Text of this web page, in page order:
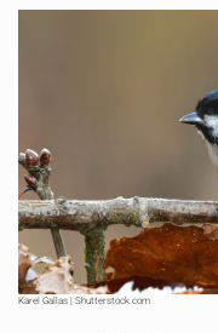
Karel Gallas | Shutterstock.com